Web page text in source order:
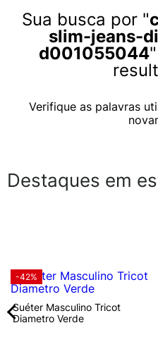
slim-jeans-
d001055044
Destaques em
-42%
Suéter Masculino Tricot
Diametro Verde